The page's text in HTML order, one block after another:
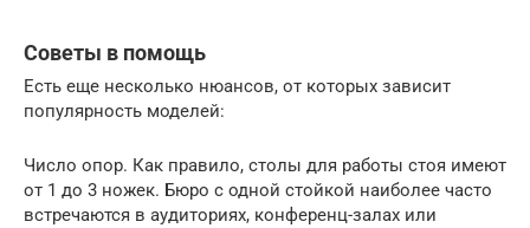
Советы в помощь
Есть еще несколько нюансов, от которых зависит
популярность моделей:
Число опор. Как правило, столы для работы стоя имеют
от 1 до 3 ножек. Бюро с одной стойкой наиболее часто
встречаются в аудиториях, конференц-залах или